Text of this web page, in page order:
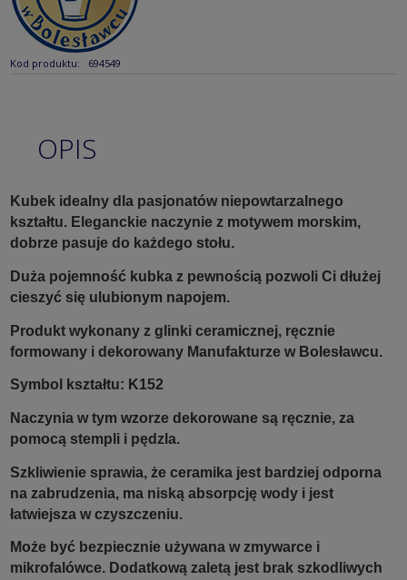
Kod produktu: 694549
OPIS
Kubek idealny dla pasjonatów niepowtarzalnego
kształtu. Eleganckie naczynie z motywem morskim,
dobrze pasuje do każdego stołu.
Duża pojemność kubka z pewnością pozwoli Ci dłużej
cieszyć się ulubionym napojem.
Produkt wykonany z glinki ceramicznej, ręcznie
formowany i dekorowany Manufakturze w Bolesławcu.
Symbol kształtu: K152
Naczynia w tym wzorze dekorowane są ręcznie, za
pomocą stempli i pędzla.
Szkliwienie sprawia, że ceramika jest bardziej odporna
na zabrudzenia, ma niską absorpcję wody i jest
łatwiejsza w czyszczeniu.
Może być bezpiecznie używana w zmywarce i
mikrofalówce. Dodatkową zaletą jest brak szkodliwych